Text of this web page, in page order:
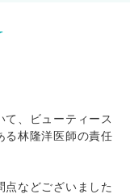
て、ビューティース
る林隆洋医師の責任
点などございました